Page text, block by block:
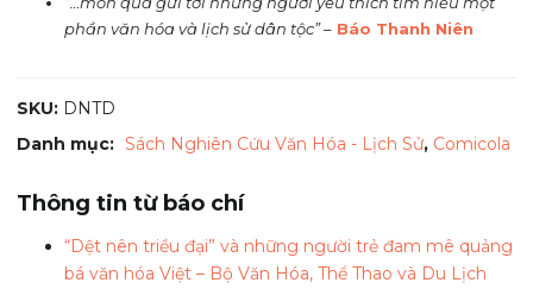
phần văn hóa và lịch sử dân tộc”– Báo Thanh Niên
SKU: DNTD
Danh mục: Sách Nghiên Cứu Văn Hóa - Lịch Sử, Comicola
Thông tin từ báo chí
“Dệt nên triều đại” và những người trẻ đam mê quảng
bá văn hóa Việt – Bộ Văn Hóa, Thể Thao và Du Lịch